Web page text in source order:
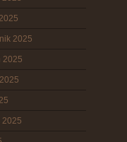
2025
2025
2025